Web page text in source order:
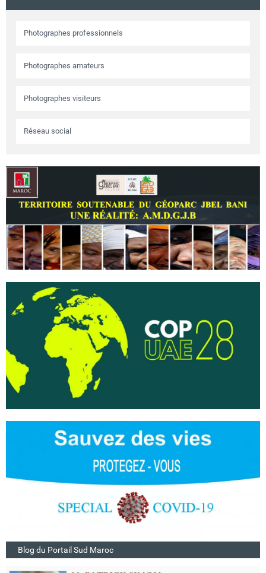
Circuits touristiques
Régions
Evenements
Contact
Photographes professionnels
Photographes amateurs
Photographes visiteurs
Réseau social
Blog du Portail Sud Maroc